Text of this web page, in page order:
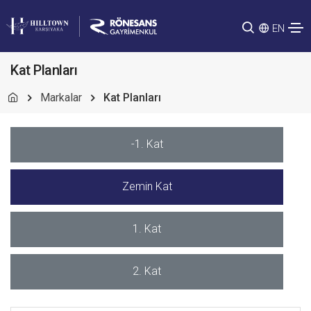
EN
Kat Planları
Markalar Kat Planları
-1. Kat
Zemin Kat
1. Kat
2. Kat